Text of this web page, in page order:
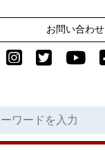
お問い合わせ